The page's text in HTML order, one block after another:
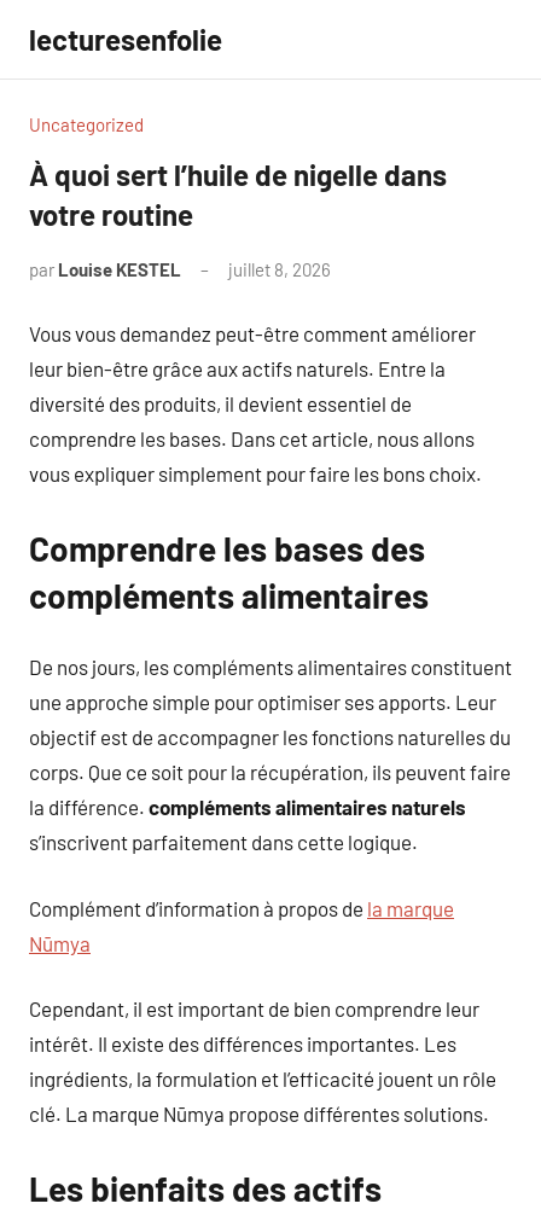
contenu
lecturesenfolie
Uncategorized
À quoi sert l’huile de nigelle dans
votre routine
par Louise KESTEL juillet 8, 2026
Vous vous demandez peut-être comment améliorer
leur bien-être grâce aux actifs naturels. Entre la
diversité des produits, il devient essentiel de
comprendre les bases. Dans cet article, nous allons
vous expliquer simplement pour faire les bons choix.
Comprendre les bases des
compléments alimentaires
De nos jours, les compléments alimentaires constituent
une approche simple pour optimiser ses apports. Leur
objectif est de accompagner les fonctions naturelles du
corps. Que ce soit pour la récupération, ils peuvent faire
la différence. compléments alimentaires naturels
s’inscrivent parfaitement dans cette logique.
Complément d’information à propos de la marque
Nūmya
Cependant, il est important de bien comprendre leur
intérêt. Il existe des différences importantes. Les
ingrédients, la formulation et l’efficacité jouent un rôle
clé. La marque Nūmya propose différentes solutions.
Les bienfaits des actifs